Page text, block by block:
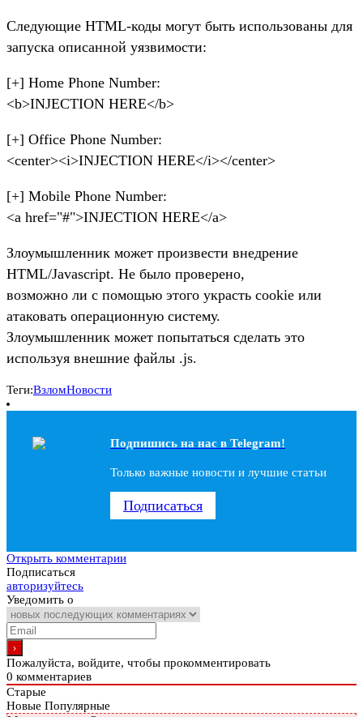
Следующие HTML-коды могут быть использованы для
запуска описанной уязвимости:
[+] Home Phone Number:
<b>INJECTION HERE</b>
[+] Office Phone Number:
<center><i>INJECTION HERE</i></center>
[+] Mobile Phone Number:
<a href="#">INJECTION HERE</a>
Злоумышленник может произвести внедрение
HTML/Javascript. Не было проверено,
возможно ли с помощью этого украсть cookie или
атаковать операционную систему.
Злоумышленник может попытаться сделать это
используя внешние файлы .js.
Теги:ВзломНовости
Подпишись на наc в Telegram!
Только важные новости и лучшие статьи
Подписаться
Открыть комментарии
Подписаться
авторизуйтесь
Уведомить о
Пожалуйста, войдите, чтобы прокомментировать
0 комментариев
Старые
Новые Популярные